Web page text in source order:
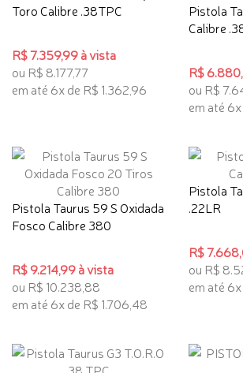
Toro Calibre .38TPC
R$ 7.359,99 à vista
ou R$ 8.177,77
em até 6x de R$ 1.362,96
Pistola
Calibre
R$
ou R$
em até
Pistola Taurus 59 S Oxidada
Fosco Calibre 380
R$ 9.214,99 à vista
ou R$ 10.238,88
em até 6x de R$ 1.706,48
Pistola
.22LR
R$
ou R$
em até